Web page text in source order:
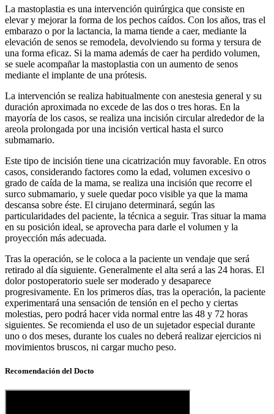
La mastoplastia es una intervención quirúrgica que consiste en
elevar y mejorar la forma de los pechos caídos. Con los años, tras el
embarazo o por la lactancia, la mama tiende a caer, mediante la
elevación de senos se remodela, devolviendo su forma y tersura de
una forma eficaz. Si la mama además de caer ha perdido volumen,
se suele acompañar la mastoplastia con un aumento de senos
mediante el implante de una prótesis.
La intervención se realiza habitualmente con anestesia general y su
duración aproximada no excede de las dos o tres horas. En la
mayoría de los casos, se realiza una incisión circular alrededor de la
areola prolongada por una incisión vertical hasta el surco
submamario.
Este tipo de incisión tiene una cicatrización muy favorable. En otros
casos, considerando factores como la edad, volumen excesivo o
grado de caída de la mama, se realiza una incisión que recorre el
surco submamario, y suele quedar poco visible ya que la mama
descansa sobre éste. El cirujano determinará, según las
particularidades del paciente, la técnica a seguir. Tras situar la mama
en su posición ideal, se aprovecha para darle el volumen y la
proyección más adecuada.
Tras la operación, se le coloca a la paciente un vendaje que será
retirado al día siguiente. Generalmente el alta será a las 24 horas. El
dolor postoperatorio suele ser moderado y desaparece
progresivamente. En los primeros días, tras la operación, la paciente
experimentará una sensación de tensión en el pecho y ciertas
molestias, pero podrá hacer vida normal entre las 48 y 72 horas
siguientes. Se recomienda el uso de un sujetador especial durante
uno o dos meses, durante los cuales no deberá realizar ejercicios ni
movimientos bruscos, ni cargar mucho peso.
Recomendación del Docto